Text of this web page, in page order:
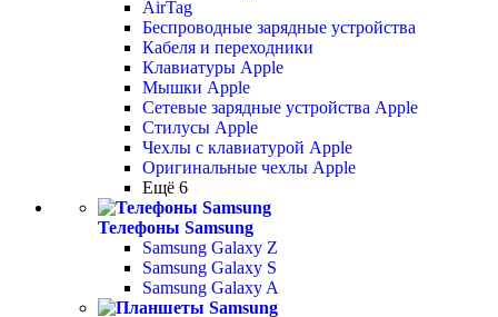
AirTag
Беспроводные зарядные устройства
Кабеля и переходники
Клавиатуры Apple
Мышки Apple
Сетевые зарядные устройства Apple
Стилусы Apple
Чехлы с клавиатурой Apple
Оригинальные чехлы Apple
Ещё 6
Телефоны Samsung
Samsung Galaxy Z
Samsung Galaxy S
Samsung Galaxy A